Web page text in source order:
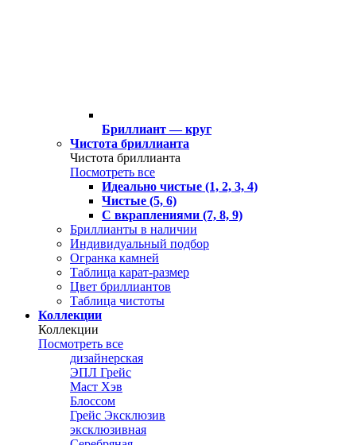
Бриллиант — круг
Чистота бриллианта
Чистота бриллианта
Посмотреть все
Идеально чистые (1, 2, 3, 4)
Чистые (5, 6)
С вкраплениями (7, 8, 9)
Бриллианты в наличии
Индивидуальный подбор
Огранка камней
Таблица карат-размер
Цвет бриллиантов
Таблица чистоты
Коллекции
Коллекции
Посмотреть все
дизайнерская
ЭПЛ Грейс
Маст Хэв
Блоссом
Грейс Эксклюзив
эксклюзивная